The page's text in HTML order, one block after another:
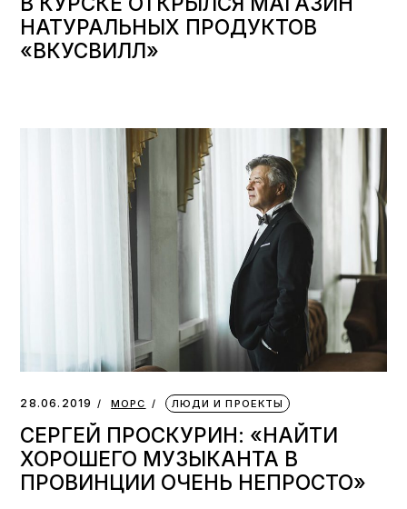
НАТУРАЛЬНЫХ ПРОДУКТОВ
«ВКУСВИЛЛ»
28.06.2019 МОРС ЛЮДИ И ПРОЕКТЫ
СЕРГЕЙ ПРОСКУРИН: «НАЙТИ
ХОРОШЕГО МУЗЫКАНТА В
ПРОВИНЦИИ ОЧЕНЬ НЕПРОСТО»